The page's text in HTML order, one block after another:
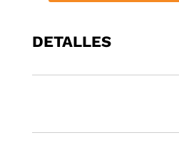
CHASER
DETALLES